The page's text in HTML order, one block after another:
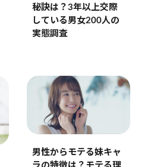
秘訣は？3年以上交際
している男女200人の
実態調査
男性からモテる妹キャ